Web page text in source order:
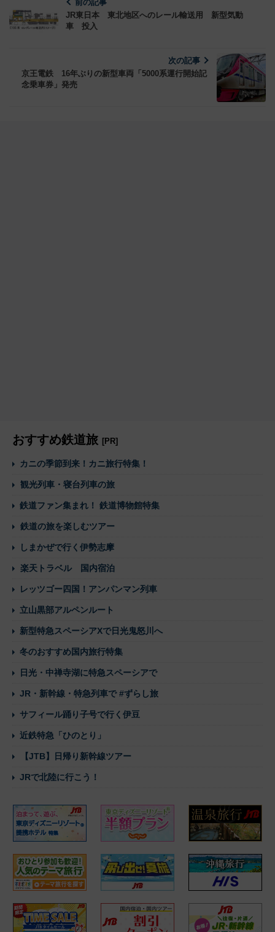
前の記事
JR東日本 東北地区へのレール輸送用 新型気動
車 投入
次の記事
京王電鉄 16年ぶりの新型車両「5000系運行開始記
念乗車券」発売
おすすめ鉄道旅 [PR]
カニの季節到来！カニ旅行特集！
観光列車・寝台列車の旅
鉄道ファン集まれ！ 鉄道博物館特集
鉄道の旅を楽しむツアー
しまかぜで行く伊勢志摩
楽天トラベル 国内宿泊
レッツゴー四国！アンパンマン列車
立山黒部アルペンルート
新型特急スペーシアXで日光鬼怒川へ
冬のおすすめ国内旅行特集
日光・中禅寺湖に特急スペーシアで
JR・新幹線・特急列車で #ずらし旅
サフィール踊り子号で行く伊豆
近鉄特急「ひのとり」
【JTB】日帰り新幹線ツアー
JRで北陸に行こう！